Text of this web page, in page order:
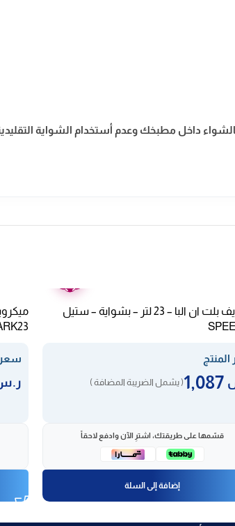
داخل مطبخك وعدم أستخدام الشواية
ميكرويف بلت ان البا – 23 لتر – بشواية – ستيل
( يشمل الضريبة المضافة )
قسّمها على طريقتك، اشترِ الآن وادفع لاحقاً
إضافة إلى السلة
سعر